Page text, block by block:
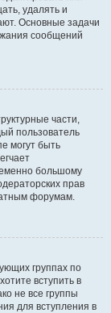
удалять и
Основные задачи
сообщений
части,
пользователь
могут быть
большому
прав
форумам.
группах по
вступить в
не все группы
для вступления в